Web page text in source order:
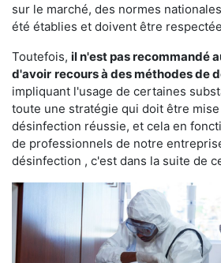
sur le marché, des normes
été établies et doivent être
Toutefois, il n'est pas recommandé
d'avoir recours à des méthodes de
impliquant l'usage de certaines
toute une stratégie qui doit être
désinfection réussie, et cela en
de professionnels de notre
désinfection , c'est dans la suite de